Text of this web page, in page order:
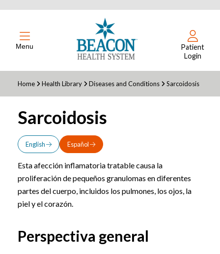
Menu
Patient
Login
Home Health Library Diseases and Conditions Sarcoidosis
Sarcoidosis
English Español
Esta afección inflamatoria tratable causa la
proliferación de pequeños granulomas en diferentes
partes del cuerpo, incluidos los pulmones, los ojos, la
piel y el corazón.
Perspectiva general